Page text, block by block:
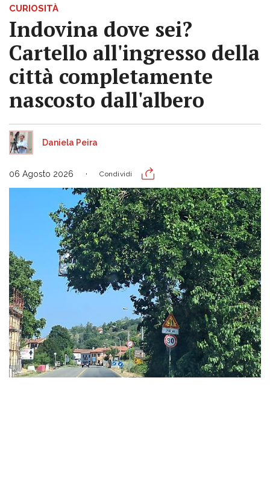
CURIOSITÀ
Indovina dove sei?
Cartello all'ingresso della
città completamente
nascosto dall'albero
Daniela Peira
06 Agosto 2026 Condividi